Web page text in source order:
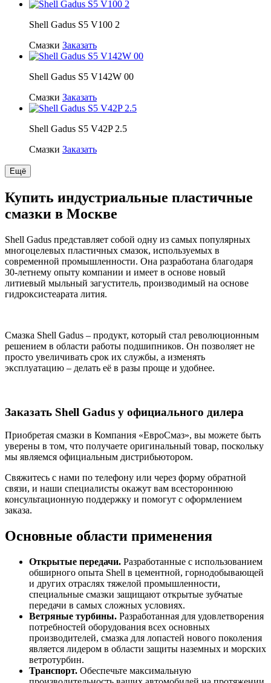
Shell Gadus S5 V100 2
Смазки Заказать
Shell Gadus S5 V142W 00
Смазки Заказать
Shell Gadus S5 V42P 2.5
Смазки Заказать
Ещё
Купить индустриальные пластичные
смазки в Москве
Shell Gadus представляет собой одну из самых популярных
многоцелевых пластичных смазок, используемых в
современной промышленности. Она разработана благодаря
30-летнему опыту компании и имеет в основе новый
литиевый мыльный загуститель, производимый на основе
гидроксистеарата лития.
Смазка Shell Gadus – продукт, который стал революционным
решением в области работы подшипников. Он позволяет не
просто увеличивать срок их службы, а изменять
эксплуатацию – делать её в разы проще и удобнее.
Заказать Shell Gadus у официального дилера
Приобретая смазки в Компания «ЕвроСмаз», вы можете быть
уверены в том, что получаете оригинальный товар, поскольку
мы являемся официальным дистрибьютором.
Свяжитесь с нами по телефону или через форму обратной
связи, и наши специалисты окажут вам всестороннюю
консультационную поддержку и помогут с оформлением
заказа.
Основные области применения
Открытые передачи. Разработанные с использованием
обширного опыта Shell в цементной, горнодобывающей
и других отраслях тяжелой промышленности,
специальные смазки защищают открытые зубчатые
передачи в самых сложных условиях.
Ветряные турбины. Разработанная для удовлетворения
потребностей оборудования всех основных
производителей, смазка для лопастей нового поколения
является лидером в области защиты наземных и морских
ветротурбин.
Транспорт. Обеспечьте максимальную